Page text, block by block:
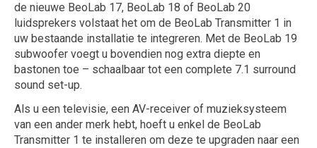
de nieuwe BeoLab 17, BeoLab 18 of BeoLab 20
luidsprekers volstaat het om de BeoLab Transmitter 1 in
uw bestaande installatie te integreren. Met de BeoLab 19
subwoofer voegt u bovendien nog extra diepte en
bastonen toe – schaalbaar tot een complete 7.1 surround
sound set-up.
Als u een televisie, een AV-receiver of muzieksysteem
van een ander merk hebt, hoeft u enkel de BeoLab
Transmitter 1 te installeren om deze te upgraden naar een